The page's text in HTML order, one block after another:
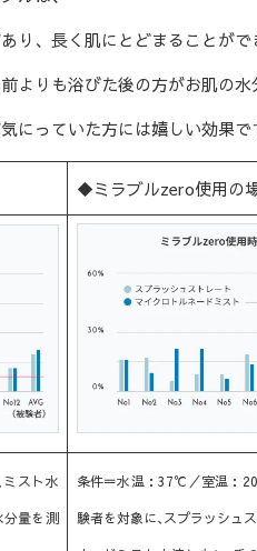
り、長く肌にとどまることがで
よりも浴びた後の方がお肌の水
にっていた方には嬉しい効果で
◆ミラブルzero使用の
スト水
分量を測
条件＝水温：37℃／室温：
験者を対象に､スプラッシュ